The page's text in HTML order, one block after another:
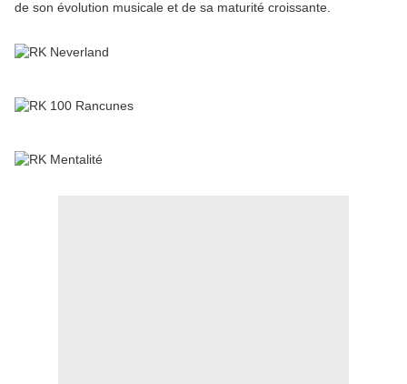
de son évolution musicale et de sa maturité croissante.